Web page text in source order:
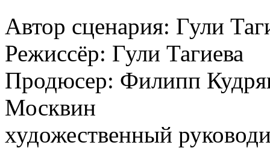
Автор сценария: Гули
Режиссёр: Гули Тагиева
Продюсер: Филипп
Москвин
художественный